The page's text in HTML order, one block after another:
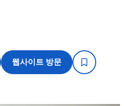
웹사이트 방문